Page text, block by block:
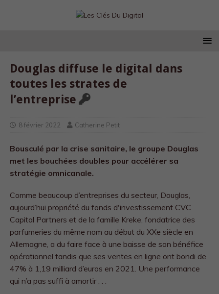
Douglas diffuse le digital dans
toutes les strates de
l’entreprise
8 février 2022 Catherine Petit
Bousculé par la crise sanitaire, le groupe Douglas
met les bouchées doubles pour accélérer sa
stratégie omnicanale.
Comme beaucoup d’entreprises du secteur, Douglas,
aujourd’hui propriété du fonds d'investissement CVC
Capital Partners et de la famille Kreke, fondatrice des
parfumeries du même nom au début du XXe siècle en
Allemagne, a du faire face à une baisse de son bénéfice
opérationnel tandis que ses ventes en ligne ont bondi de
47% à 1,19 milliard d’euros en 2021. Une performance
qui n’a pas suffi à amortir . . .